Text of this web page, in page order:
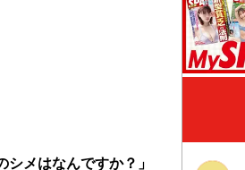
シメはなんですか？」